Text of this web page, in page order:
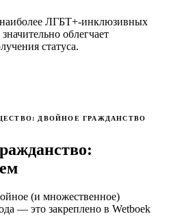
ЛГБТ+-инклюзивных
облегчает
статуса.
ДВОЙНОЕ ГРАЖДАНСТВО
(и множественное)
— это закреплено в Wetboek